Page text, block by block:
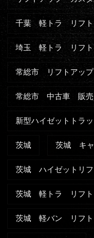
千葉 軽トラ リフト
埼玉 軽トラ リフト
常総市 リフトアップ
常総市 中古車 販売
新型ハイゼットトラ
茨城 茨城 キ
茨城 ハイゼットリフ
茨城 軽トラ リフト
茨城 軽バン リフト